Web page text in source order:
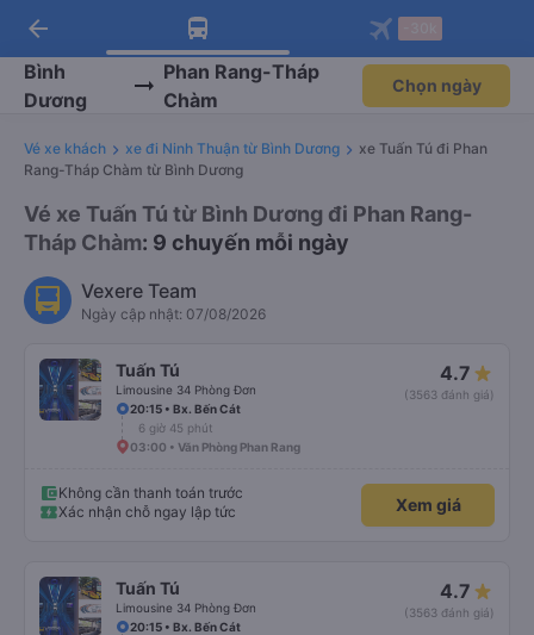
Tải app Vexere ngay!
Nhận ưu đãi thành viên độc
quyền
Mở app
Tải app Vexere
-30k/ghế khi đặt vé máy bay qua
app
Mở app
arrow_back
Bình
Dương
Phan Rang-Tháp
Chàm
Chọn ngày
Vé xe khách xe đi Ninh Thuận từ Bình Dương
xe Tuấn Tú đi Phan
Rang-Tháp Chàm từ Bình Dương
Vé xe Tuấn Tú từ Bình Dương đi Phan Rang-
Tháp Chàm: 9 chuyến mỗi ngày
Vexere Team
Ngày cập nhật: 07/08/2026
Tuấn Tú
Limousine 34 Phòng Đơn
4.7
(3563 đánh giá)
20:15 • Bx. Bến Cát
6 giờ 45 phút
03:00 • Văn Phòng Phan Rang
Không cần thanh toán trước
Xác nhận chỗ ngay lập tức
Xem giá
Tuấn Tú
Limousine 34 Phòng Đơn
4.7
(3563 đánh giá)
20:15 • Bx. Bến Cát